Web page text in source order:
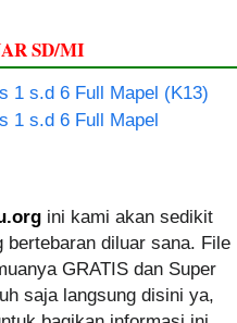
SD/MI
1 s.d 6 Full Mapel (K13)
1 s.d 6 Full Mapel
ini kami akan sedikit
diluar sana. File
GRATIS dan Super
saja langsung disini ya,